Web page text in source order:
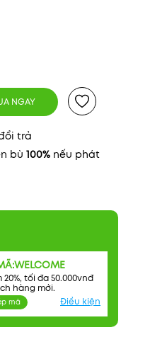
NGAY
trả
bù100% nếu phát
20%, tối đa 50.000vnđ
hàng mới.
mã Điều kiện